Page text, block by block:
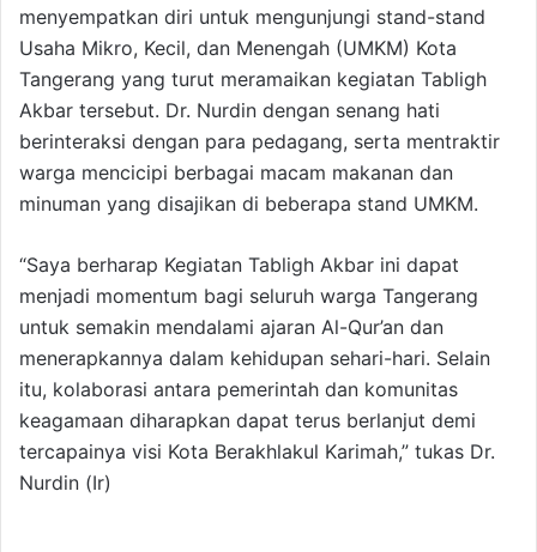
menyempatkan diri untuk mengunjungi stand-stand
Usaha Mikro, Kecil, dan Menengah (UMKM) Kota
Tangerang yang turut meramaikan kegiatan Tabligh
Akbar tersebut. Dr. Nurdin dengan senang hati
berinteraksi dengan para pedagang, serta mentraktir
warga mencicipi berbagai macam makanan dan
minuman yang disajikan di beberapa stand UMKM.
“Saya berharap Kegiatan Tabligh Akbar ini dapat
menjadi momentum bagi seluruh warga Tangerang
untuk semakin mendalami ajaran Al-Qur’an dan
menerapkannya dalam kehidupan sehari-hari. Selain
itu, kolaborasi antara pemerintah dan komunitas
keagamaan diharapkan dapat terus berlanjut demi
tercapainya visi Kota Berakhlakul Karimah,” tukas Dr.
Nurdin (Ir)